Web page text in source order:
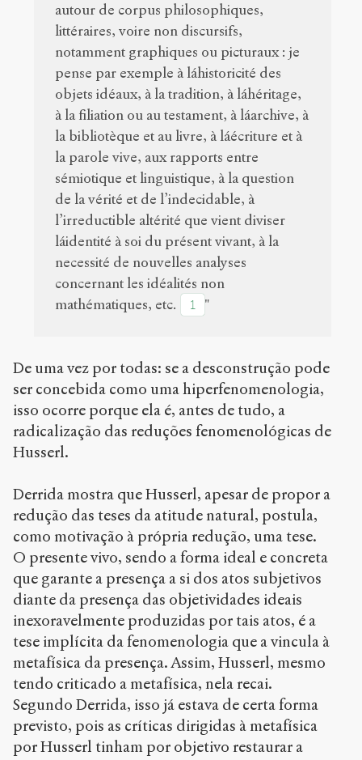
autour de corpus philosophiques,
littéraires, voire non discursifs,
notamment graphiques ou picturaux : je
pense par exemple à láhistoricité des
objets idéaux, à la tradition, à láhéritage,
à la filiation ou au testament, à láarchive, à
la bibliotèque et au livre, à láécriture et à
la parole vive, aux rapports entre
sémiotique et linguistique, à la question
de la vérité et de l’indecidable, à
l’irreductible altérité que vient diviser
láidentité à soi du présent vivant, à la
necessité de nouvelles analyses
concernant les idéalités non
mathématiques, etc.
1 "
De uma vez por todas: se a desconstrução pode
ser concebida como uma hiperfenomenologia,
isso ocorre porque ela é, antes de tudo, a
radicalização das reduções fenomenológicas de
Husserl.
Derrida mostra que Husserl, apesar de propor a
redução das teses da atitude natural, postula,
como motivação à própria redução, uma tese.
O presente vivo, sendo a forma ideal e concreta
que garante a presença a si dos atos subjetivos
diante da presença das objetividades ideais
inexoravelmente produzidas por tais atos, é a
tese implícita da fenomenologia que a vincula à
metafísica da presença. Assim, Husserl, mesmo
tendo criticado a metafísica, nela recai.
Segundo Derrida, isso já estava de certa forma
previsto, pois as críticas dirigidas à metafísica
por Husserl tinham por objetivo restaurar a